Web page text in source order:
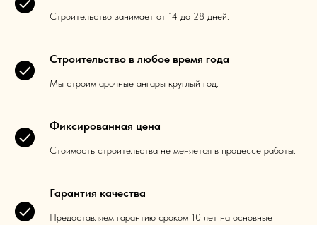
Строительство занимает от 14 до 28 дней.
Строительство в любое время года
Мы строим арочные ангары круглый год.
Фиксированная цена
Стоимость строительства не меняется в процессе работы.
Гарантия качества
Предоставляем гарантию сроком 10 лет на основные